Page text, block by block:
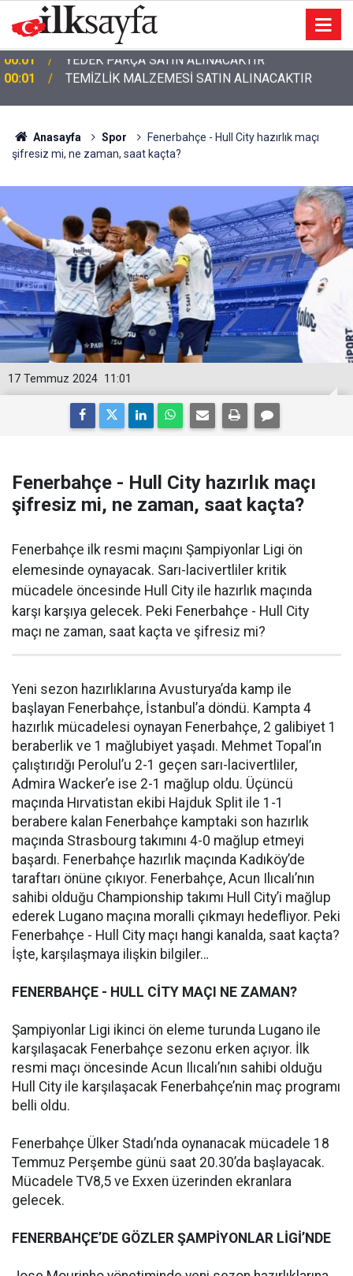
00:01 TEMİZLİK MALZEMESİ SATIN ALINACAKTIR
Anasayfa Spor
Fenerbahçe - Hull City hazırlık maçı
şifresiz mi, ne zaman, saat kaçta?
11:01
17 Temmuz 2024
Fenerbahçe - Hull City hazırlık maçı
şifresiz mi, ne zaman, saat kaçta?
Fenerbahçe ilk resmi maçını Şampiyonlar Ligi ön
elemesinde oynayacak. Sarı-lacivertliler kritik
mücadele öncesinde Hull City ile hazırlık maçında
karşı karşıya gelecek. Peki Fenerbahçe - Hull City
maçı ne zaman, saat kaçta ve şifresiz mi?
Yeni sezon hazırlıklarına Avusturya’da kamp ile
başlayan Fenerbahçe, İstanbul’a döndü. Kampta 4
hazırlık mücadelesi oynayan Fenerbahçe, 2 galibiyet 1
beraberlik ve 1 mağlubiyet yaşadı. Mehmet Topal’ın
çalıştırıdğı Perolul’u 2-1 geçen sarı-lacivertliler,
Admira Wacker’e ise 2-1 mağlup oldu. Üçüncü
maçında Hırvatistan ekibi Hajduk Split ile 1-1
berabere kalan Fenerbahçe kamptaki son hazırlık
maçında Strasbourg takımını 4-0 mağlup etmeyi
başardı. Fenerbahçe hazırlık maçında Kadıköy’de
taraftarı önüne çıkıyor. Fenerbahçe, Acun Ilıcalı’nın
sahibi olduğu Championship takımı Hull City’i mağlup
ederek Lugano maçına moralli çıkmayı hedefliyor. Peki
Fenerbahçe - Hull City maçı hangi kanalda, saat kaçta?
İşte, karşılaşmaya ilişkin bilgiler…
FENERBAHÇE - HULL CİTY MAÇI NE ZAMAN?
Şampiyonlar Ligi ikinci ön eleme turunda Lugano ile
karşılaşacak Fenerbahçe sezonu erken açıyor. İlk
resmi maçı öncesinde Acun Ilıcalı’nın sahibi olduğu
Hull City ile karşılaşacak Fenerbahçe’nin maç programı
belli oldu.
Fenerbahçe Ülker Stadı’nda oynanacak mücadele 18
Temmuz Perşembe günü saat 20.30’da başlayacak.
Mücadele TV8,5 ve Exxen üzerinden ekranlara
gelecek.
FENERBAHÇE’DE GÖZLER ŞAMPİYONLAR LİGİ’NDE